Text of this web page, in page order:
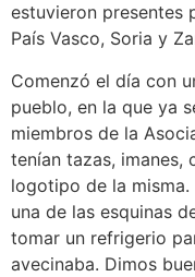
estuvieron presentes
País Vasco, Soria y
Comenzó el día con
pueblo, en la que ya
miembros de la
tenían tazas, imanes,
logotipo de la misma.
una de las esquinas
tomar un refrigerio
avecinaba. Dimos